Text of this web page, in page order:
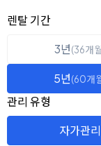
옵션 선택
렌탈 선택
렌탈 기간
3년(36개
5년(60개
관리 유형
자가관리